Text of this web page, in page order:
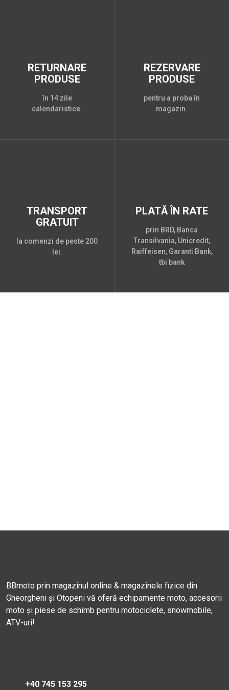
RETURNARE
PRODUSE
în 14 zile
calendaristice.
REZERVARE
PRODUSE
pentru a proba în
magazin.
TRANSPORT
GRATUIT
la comenzi de peste 200
lei.
PLATĂ ÎN RATE
prin BRD, Banca
Transilvania, Unicredit,
Raiffeisen, Garanti Bank,
tbi bank
BBmoto prin magazinul online & magazinele fizice din
Gheorgheni și Otopeni vă oferă echipamente moto, accesorii
moto și piese de schimb pentru motociclete, snowmobile,
ATV-uri!
+40 745 153 295